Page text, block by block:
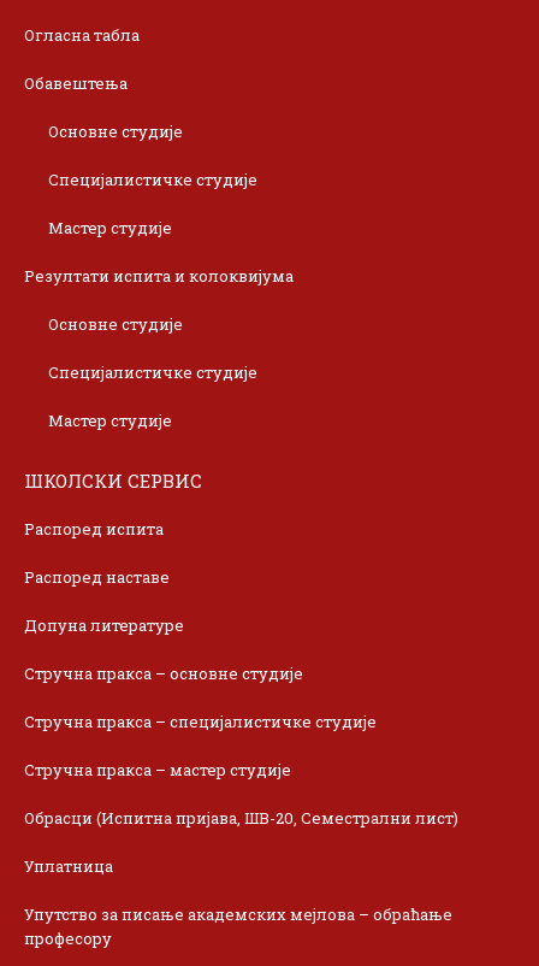
Огласна табла
Обавештења
Основне студије
Специјалистичке студије
Мастер студије
Резултати испита и колоквијума
Основне студије
Специјалистичке студије
Мастер студије
ШКОЛСКИ СЕРВИС
Распоред испита
Распоред наставе
Допуна литературе
Стручна пракса – основне студије
Стручна пракса – специјалистичке студије
Стручна пракса – мастер студије
Обрасци (Испитна пријава, ШВ-20, Семестрални лист)
Уплатница
Упутство за писање академских мејлова – обраћање
професору